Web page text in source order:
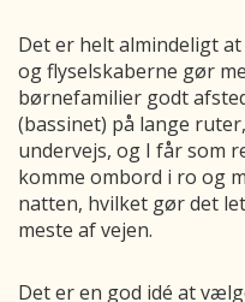
Det er helt almindeligt
og flyselskaberne gør
børnefamilier godt
(bassinet) på lange
undervejs, og I får som
komme ombord i ro og
natten, hvilket gør det
meste af vejen.
Det er en god idé at